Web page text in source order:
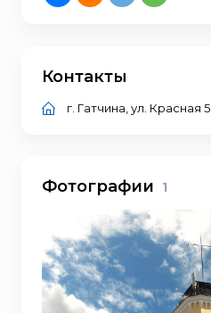
Контакты
г. Гатчина, ул. Красная 5
Фотографии 1